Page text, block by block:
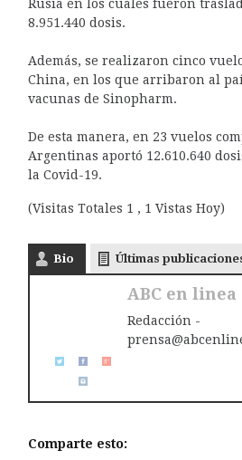
Rusia en los cuales fueron
8.951.440 dosis.
Además, se realizaron cinco
China, en los que arribaron al
vacunas de Sinopharm.
De esta manera, en 23 vuelos
Argentinas aportó 12.610.640
la Covid-19.
(Visitas Totales 1 , 1 Vistas Hoy)
Bio Últimas
ABC en linea
Redacción -
Comparte esto: